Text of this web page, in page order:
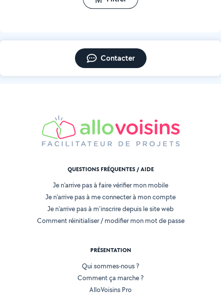
Contacter
QUESTIONS FRÉQUENTES / AIDE
Je n'arrive pas à faire vérifier mon mobile
Je n'arrive pas à me connecter à mon compte
Je n'arrive pas à m'inscrire depuis le site web
Comment réinitialiser / modifier mon mot de passe
PRÉSENTATION
Qui sommes-nous ?
Comment ça marche ?
AlloVoisins Pro